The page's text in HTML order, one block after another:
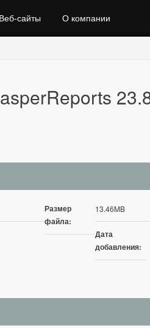
Веб‑сайты О компании
Размер
файла:
13.46MB
Дата
добавления: